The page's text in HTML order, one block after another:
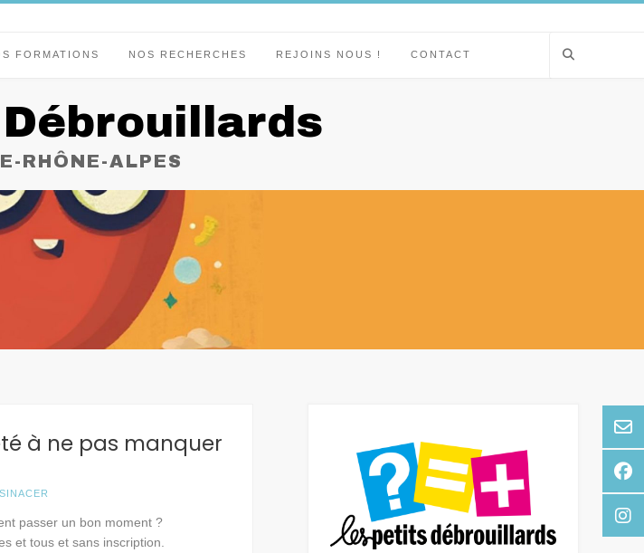
FORMATIONS NOS RECHERCHES REJOINS NOUS ! CONTACT
RHÔNE-ALPES
à ne pas manquer
passer un bon moment ?
et tous et sans inscription.